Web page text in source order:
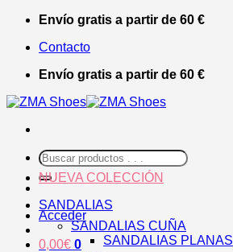
Saltar
contenido
Envío gratis a partir de 60 €
Contacto
Envío gratis a partir de 60 €
Buscar
por:
Acceder
0,00€ 0
NUEVA COLECCIÓN
SANDALIAS
SANDALIAS CUÑA
SANDALIAS PLANAS